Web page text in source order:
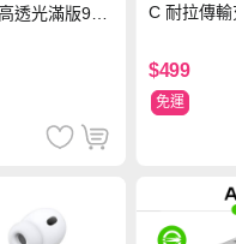
透光滿版9H
C 耐拉傳輸
$499
免運